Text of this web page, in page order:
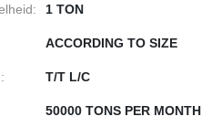
1 TON
ACCORDING TO SIZE
T/T L/C
50000 TONS PER MONTH